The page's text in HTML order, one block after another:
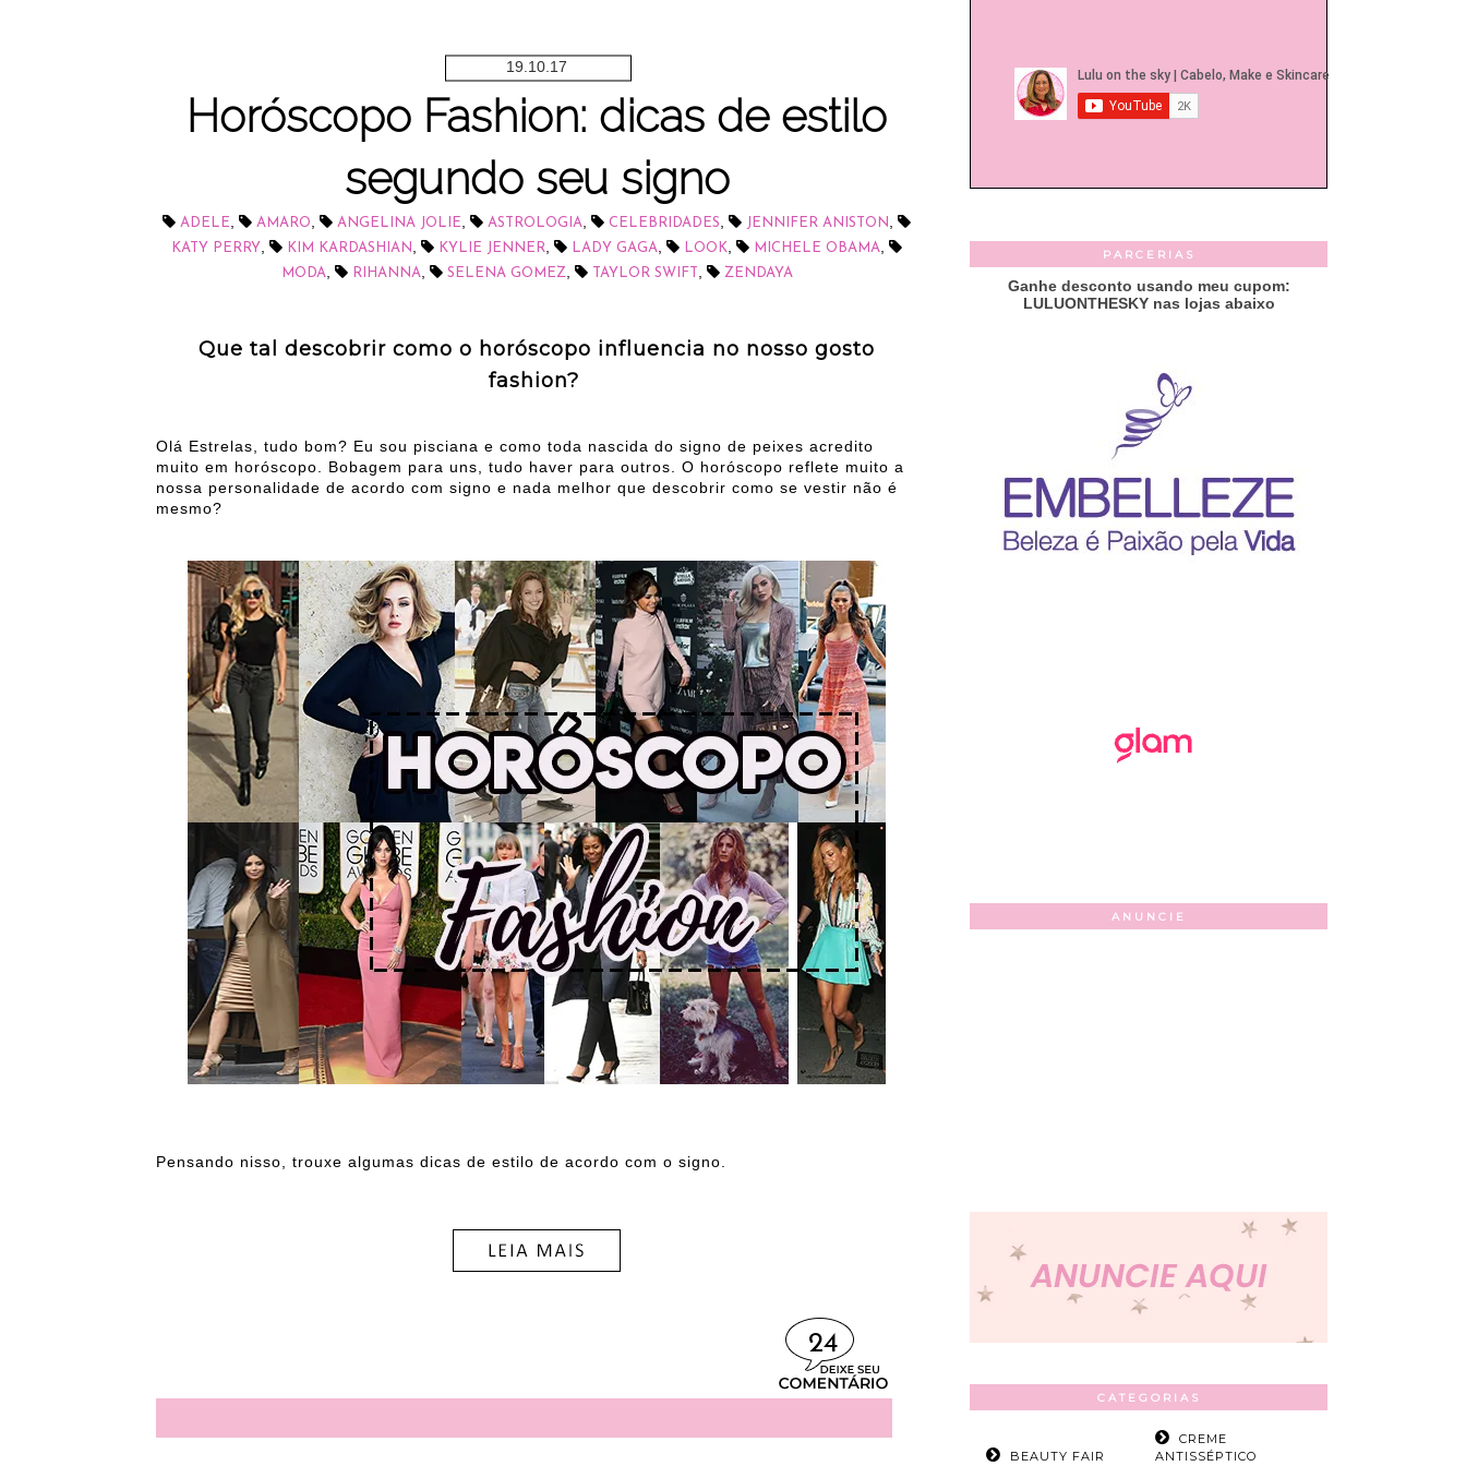
19.10.17
Horóscopo Fashion: dicas de estilo
segundo seu signo
ADELE AMARO ANGELINA JOLIE ASTROLOGIA CELEBRIDADES JENNIFER ANISTON
KATY PERRY KIM KARDASHIAN KYLIE JENNER LADY GAGA LOOK MICHELE OBAMA
MODA RIHANNA SELENA GOMEZ TAYLOR SWIFT ZENDAYA
Que tal descobrir como o horóscopo influencia no nosso gosto
fashion?
Olá Estrelas, tudo bom? Eu sou pisciana e como toda nascida do signo de peixes acredito
muito em horóscopo. Bobagem para uns, tudo haver para outros. O horóscopo reflete muito a
nossa personalidade de acordo com signo e nada melhor que descobrir como se vestir não é
mesmo?
Pensando nisso, trouxe algumas dicas de estilo de acordo com o signo.
24
PARCERIAS
Ganhe desconto usando meu cupom:
LULUONTHESKY nas lojas abaixo
ANUNCIE
CATEGORIAS
BEAUTY FAIR
CREME
ANTISSÉPTICO